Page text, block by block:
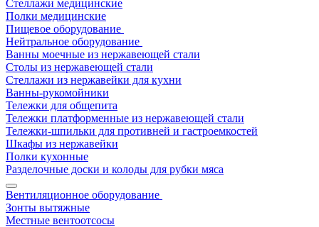
Стеллажи медицинские
Полки медицинские
Пищевое оборудование
Нейтральное оборудование
Ванны моечные из нержавеющей стали
Столы из нержавеющей стали
Стеллажи из нержавейки для кухни
Ванны-рукомойники
Тележки для общепита
Тележки платформенные из нержавеющей стали
Тележки-шпильки для противней и гастроемкостей
Шкафы из нержавейки
Полки кухонные
Разделочные доски и колоды для рубки мяса
Вентиляционное оборудование
Зонты вытяжные
Местные вентоотсосы